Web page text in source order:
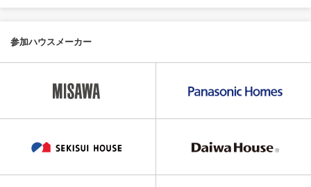
参加ハウスメーカー